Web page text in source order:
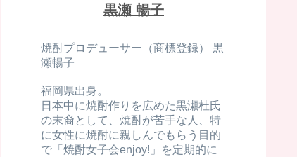
黒瀬 暢子
焼酎プロデューサー（商標登録） 黒
瀬暢子
福岡県出身。
日本中に焼酎作りを広めた黒瀬杜氏
の末裔として、焼酎が苦手な人、特
に女性に焼酎に親しんでもらう目的
で「焼酎女子会enjoy!」を定期的に